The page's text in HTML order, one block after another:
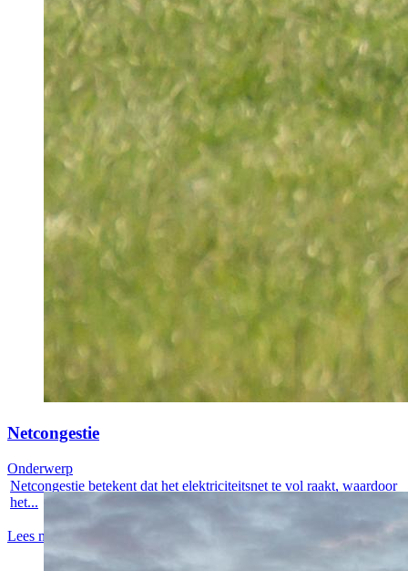
Netcongestie
Netcongestie betekent dat het elektriciteitsnet te vol raakt, waardoor
het...
Lees meer
Onderwerp